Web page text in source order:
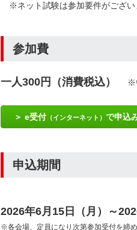
※ネット試験は参加要件がござい
参加費
一人300円（消費税込） ※
e受付（インターネット） で申込
申込期間
2026年6月15日（月）～
※各会場、定員になり次第参加受付を締